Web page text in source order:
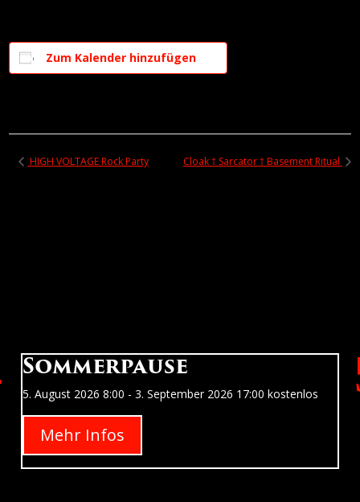
Zum Kalender hinzufügen
HIGH VOLTAGE Rock Party Cloak † Sarcator † Basement Ritual
Sommerpause
5. August 2026 8:00 - 3. September 2026 17:00 kostenlos
Mehr Infos